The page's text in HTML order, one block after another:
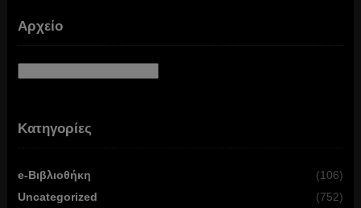
Αρχείο
Κατηγορίες
e-Βιβλιοθήκη
(106)
Uncategorized
(752)